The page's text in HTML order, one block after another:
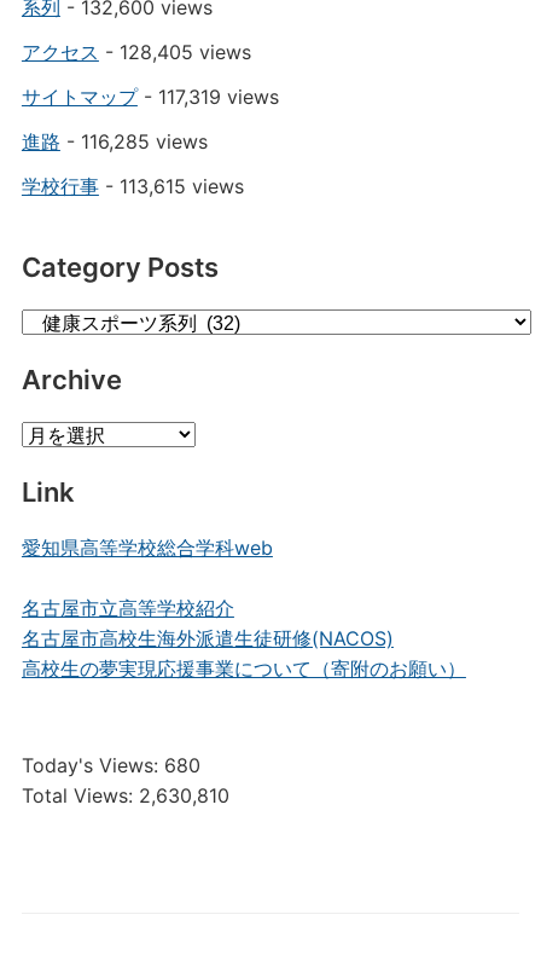
系列 - 132,600 views
アクセス - 128,405 views
サイトマップ- 117,319 views
進路 - 116,285 views
学校行事- 113,615 views
Category Posts
Category
Archive
Archive
Link
愛知県高等学校総合学科web
名古屋市立高等学校紹介
名古屋市高校生海外派遣生徒研修(NACOS)
高校生の夢実現応援事業について（寄附のお願い）
Today's Views: 680
Total Views: 2,630,810